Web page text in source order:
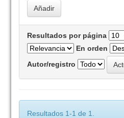
Resultados por página
En orden
Autor/registro
Resultados 1-1 de 1.